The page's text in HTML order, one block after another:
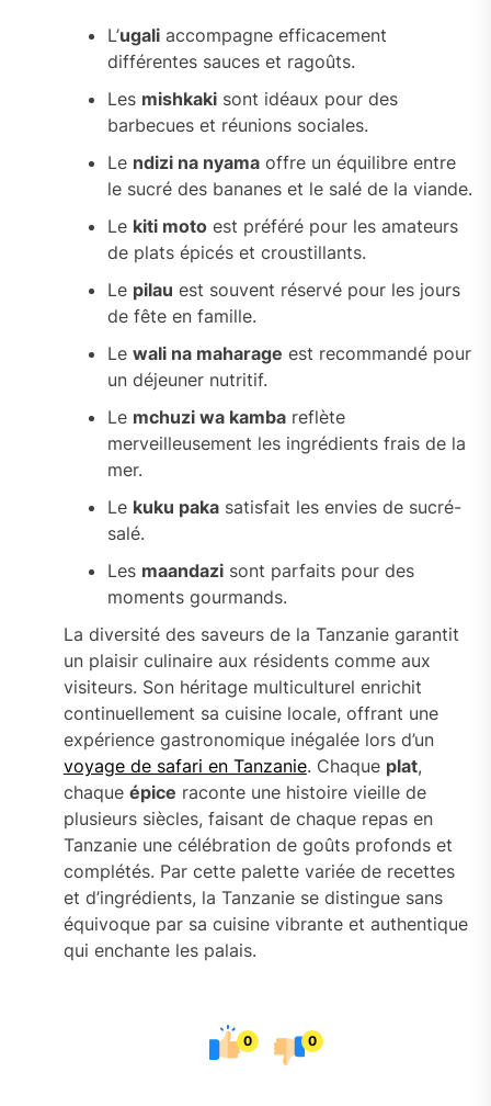
L’ugaliaccompagne efficacement
différentes sauces et ragoûts.
Les mishkakisont idéaux pour des
barbecues et réunions sociales.
Le ndizi na nyamaoffre un équilibre entre
le sucré des bananes et le salé de la viande.
Le kiti motoest préféré pour les amateurs
de plats épicés et croustillants.
Le pilau est souvent réservé pour les jours
de fête en famille.
Le wali na maharage est recommandé pour
un déjeuner nutritif.
Le mchuzi wa kambareflète
merveilleusement les ingrédients frais de la
mer.
Le kuku pakasatisfait les envies de sucré-
salé.
Les maandazisont parfaits pour des
moments gourmands.
La diversité des saveurs de la Tanzanie garantit
un plaisir culinaire aux résidents comme aux
visiteurs. Son héritage multiculturel enrichit
continuellement sa cuisine locale, offrant une
expérience gastronomique inégalée lors d’un
voyage de safari en Tanzanie. Chaque plat,
chaque épice raconte une histoire vieille de
plusieurs siècles, faisant de chaque repas en
Tanzanie une célébration de goûts profonds et
complétés. Par cette palette variée de recettes
et d’ingrédients, la Tanzanie se distingue sans
équivoque par sa cuisine vibrante et authentique
qui enchante les palais.
0 0